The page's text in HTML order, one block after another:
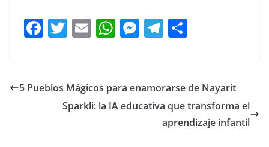
F
e
T
er
E
l
W
s
A
M
e
n
T
gr
a
m
p
ar
tir
5 Pueblos Mágicos para enamorarse de Nayarit
Sparkli: la IA educativa que transforma el
aprendizaje infantil